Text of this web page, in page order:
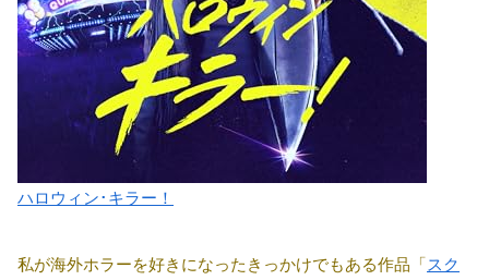
ハロウィン･キラー！
私が海外ホラーを好きになったきっかけでもある作品「スク